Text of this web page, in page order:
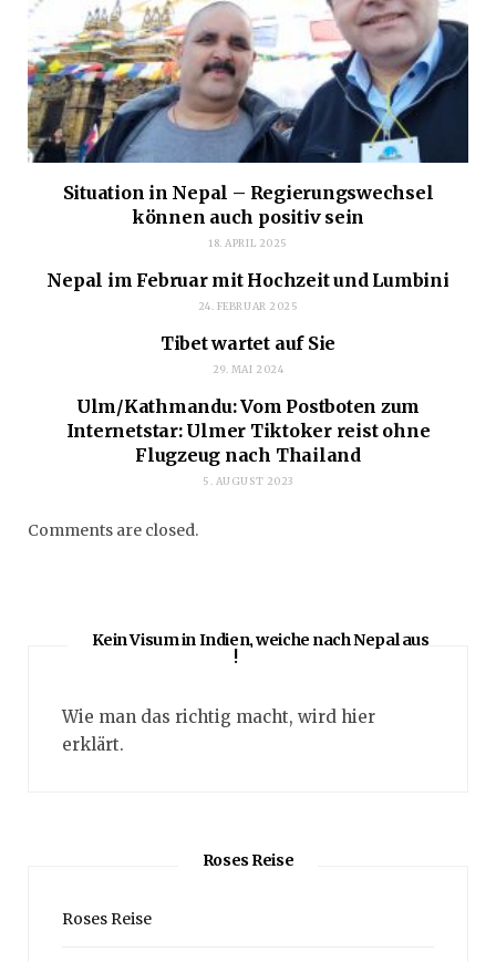
Situation in Nepal – Regierungswechsel
können auch positiv sein
18. APRIL 2025
Nepal im Februar mit Hochzeit und Lumbini
24. FEBRUAR 2025
Tibet wartet auf Sie
29. MAI 2024
Ulm/Kathmandu: Vom Postboten zum
Internetstar: Ulmer Tiktoker reist ohne
Flugzeug nach Thailand
5. AUGUST 2023
Comments are closed.
Kein Visum in Indien, weiche nach Nepal aus
!
Wie man das richtig macht, wird hier
erklärt.
Roses Reise
Roses Reise